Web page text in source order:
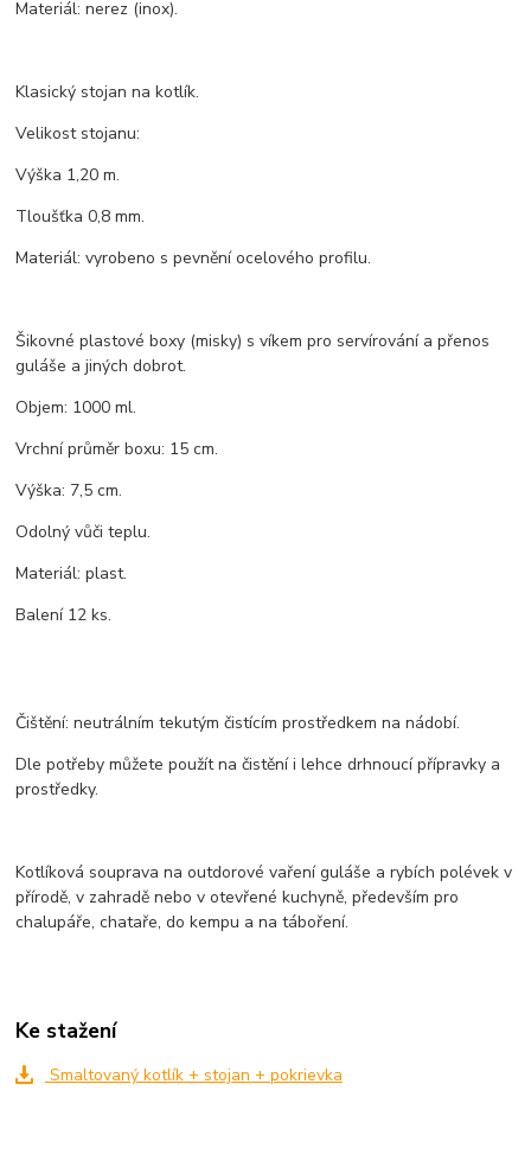
Materiál: nerez (inox).
Klasický stojan na kotlík.
Velikost stojanu:
Výška 1,20 m.
Tloušťka 0,8 mm.
Materiál: vyrobeno s pevnění ocelového profilu.
Šikovné plastové boxy (misky) s víkem pro servírování a přenos
guláše a jiných dobrot.
Objem: 1000 ml.
Vrchní průměr boxu: 15 cm.
Výška: 7,5 cm.
Odolný vůči teplu.
Materiál: plast.
Balení 12 ks.
Čištění: neutrálním tekutým čistícím prostředkem na nádobí.
Dle potřeby můžete použít na čistění i lehce drhnoucí přípravky a
prostředky.
Kotlíková souprava na outdorové vaření guláše a rybích polévek v
přírodě, v zahradě nebo v otevřené kuchyně, především pro
chalupáře, chataře, do kempu a na táboření.
Ke stažení
Smaltovaný kotlík + stojan + pokrievka